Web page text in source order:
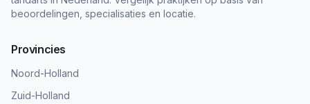
beoordelingen, specialisaties en locatie.
Provincies
Noord-Holland
Zuid-Holland